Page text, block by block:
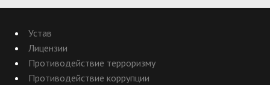
Устав
Лицензии
Противодействие терроризму
Противодействие коррупции